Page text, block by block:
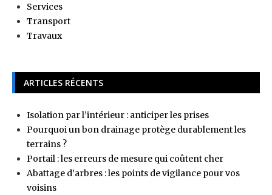
Services
Transport
Travaux
ARTICLES RÉCENTS
Isolation par l’intérieur : anticiper les prises
Pourquoi un bon drainage protège durablement les
terrains ?
Portail : les erreurs de mesure qui coûtent cher
Abattage d’arbres : les points de vigilance pour vos
voisins